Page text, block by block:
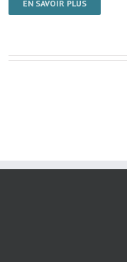
EN SAVOIR PLUS